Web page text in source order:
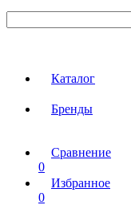
Каталог
Бренды
Сравнение
0
Избранное
0